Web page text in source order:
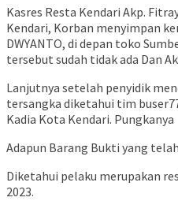
Kasres Resta Kendari Akp.
Kendari, Korban menyimpan
DWYANTO, di depan toko
tersebut sudah tidak ada Dan
Lanjutnya setelah penyidik
tersangka diketahui tim
Kadia Kota Kendari. Pungkanya
Adapun Barang Bukti yang
Diketahui pelaku merupakan
2023.